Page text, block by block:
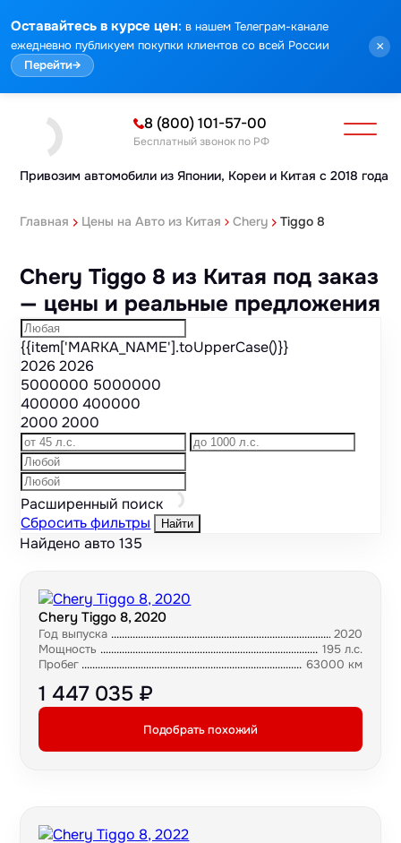
Оставайтесь в курсе цен: в нашем Телеграм-канале
ежедневно публикуем покупки клиентов со всей России
Перейти→
×
Привозим автомобили из Японии, Кореи и Китая с 2018 года
8 (800) 101-57-00
Бесплатный звонок по РФ
Главная Цены на Авто из Китая Chery Tiggo 8
Chery Tiggo 8 из Китая под заказ
— цены и реальные предложения
{{item['MARKA_NAME'].toUpperCase()}}
20262026
5000000 5000000
400000400000
20002000
Расширенный поиск
Сбросить фильтры
Найти
Найдено авто135
Chery Tiggo 8, 2020
Год выпуска
2020
Мощность
195 л.с.
Пробег
63000 км
1 447 035 ₽
Подобрать похожий